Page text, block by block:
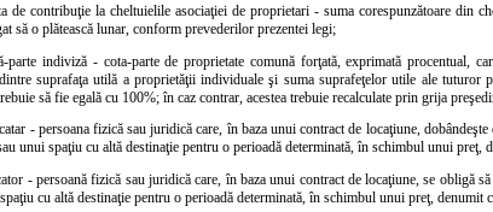
de contribuţie la cheltuielile asociaţiei de proprietari - suma corespunzătoare din
să o plătească lunar, conform prevederilor prezentei legi;
parte indiviză - cota-parte de proprietate comună forţată, exprimată procentual,
suprafaţa utilă a proprietăţii individuale şi suma suprafeţelor utile ale
să fie egală cu 100%; în caz contrar, acestea trebuie recalculate prin grija
- persoana fizică sau juridică care, în baza unui contract de locaţiune,
unui spaţiu cu altă destinaţie pentru o perioadă determinată, în schimbul unui preţ,
- persoană fizică sau juridică care, în baza unui contract de locaţiune, se obligă
cu altă destinaţie pentru o perioadă determinată, în schimbul unui preţ, denumit